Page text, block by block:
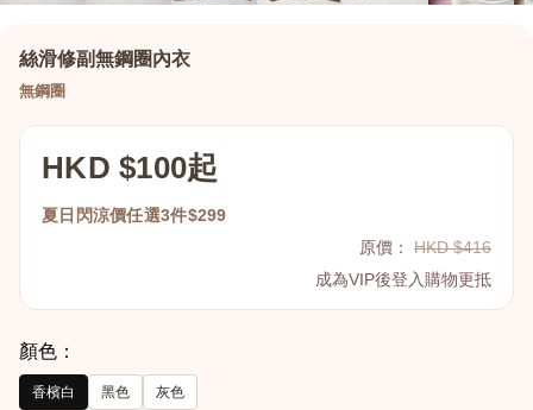
絲滑修副無鋼圈內衣
無鋼圈
HKD $100起
夏日閃涼價任選3件$299
原價：
HKD $416
成為VIP後登入購物更抵
顏色：
香檳白 黑色 灰色